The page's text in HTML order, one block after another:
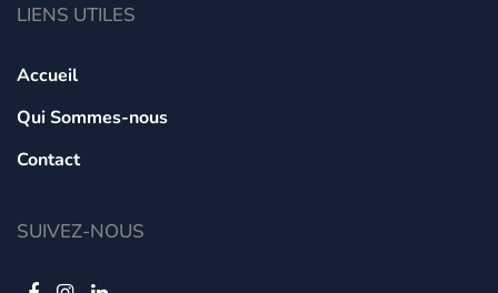
LIENS UTILES
Accueil
Qui Sommes-nous
Contact
SUIVEZ-NOUS